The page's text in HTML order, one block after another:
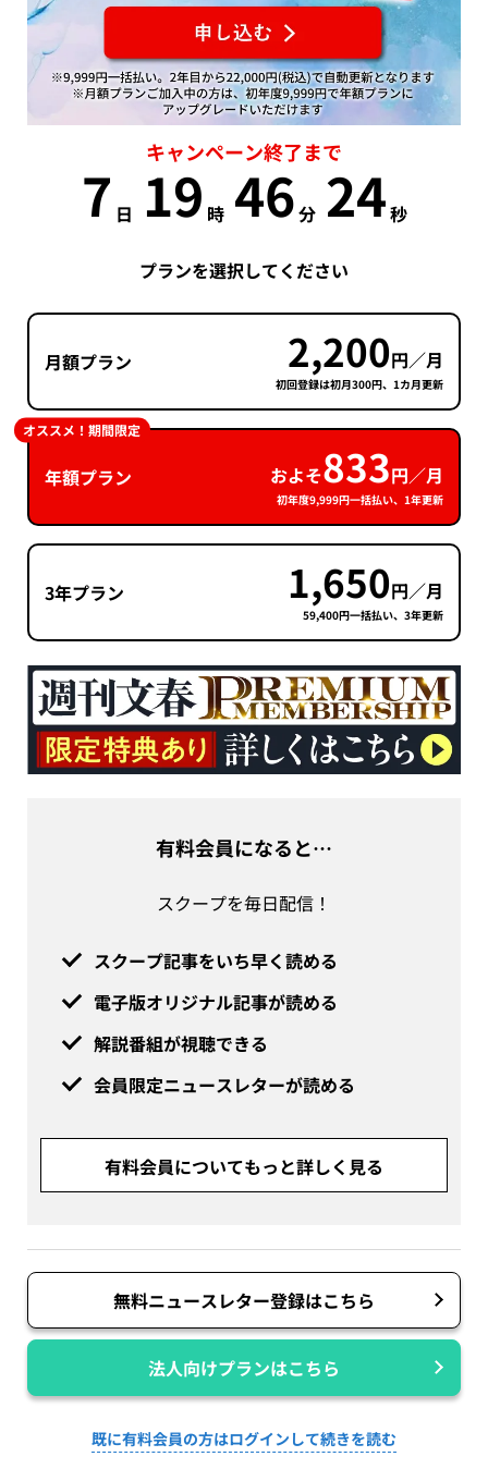
キャンペーン終了まで
7 日 19 時 46分 24秒
プランを選択してください
月額プラン 2,200円／月
初回登録は初月300円、1カ月更新
年額プラン およそ833円／月
初年度9,999円一括払い、1年更新
オススメ！期間限定
3年プラン 1,650円／月
59,400円一括払い、3年更新
有料会員になると…
スクープを毎日配信！
スクープ記事をいち早く読める
電子版オリジナル記事が読める
解説番組が視聴できる
会員限定ニュースレターが読める
有料会員についてもっと詳しく見る
無料ニュースレター登録はこちら
法人向けプランはこちら
既に有料会員の方はログインして続きを読む